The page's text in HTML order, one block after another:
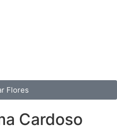
Flores
Cardoso